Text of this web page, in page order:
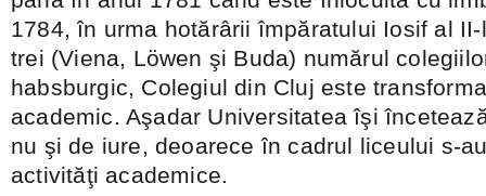
1784, în urma hotărârii împăratului Iosif al
trei (Viena, Löwen şi Buda) numărul
habsburgic, Colegiul din Cluj este
academic. Aşadar Universitatea îşi
nu şi de iure, deoarece în cadrul liceului s-
activităţi academice.